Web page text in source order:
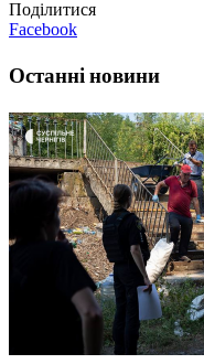
Поділитися
Facebook
Останні новини